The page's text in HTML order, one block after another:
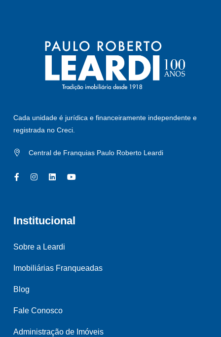
Cada unidade é jurídica e financeiramente independente e
registrada no Creci.
Central de Franquias Paulo Roberto Leardi
Institucional
Sobre a Leardi
Imobiliárias Franqueadas
Blog
Fale Conosco
Administração de Imóveis